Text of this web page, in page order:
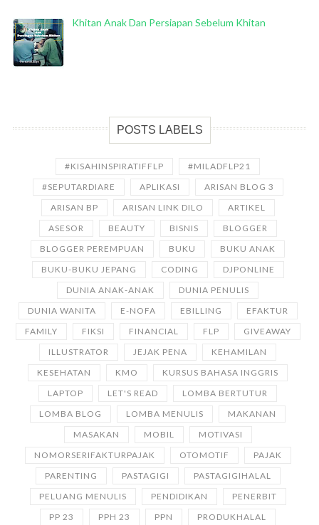
Khitan Anak Dan Persiapan Sebelum Khitan
POSTS LABELS
#KISAHINSPIRATIFFLP
#MILADFLP21
#SEPUTARDIARE
APLIKASI
ARISAN BLOG 3
ARISAN BP
ARISAN LINK DILO
ARTIKEL
ASESOR
BEAUTY BISNIS
BLOGGER
BLOGGER PEREMPUAN
BUKU
BUKU ANAK
BUKU-BUKU JEPANG
CODING
DJPONLINE
DUNIA ANAK-ANAK
DUNIA PENULIS
DUNIA WANITA
E-NOFA EBILLING
EFAKTUR
FAMILY
FIKSI FINANCIAL FLP
GIVEAWAY
ILLUSTRATOR
JEJAK PENA
KEHAMILAN
KESEHATAN
KMO
KURSUS BAHASA INGGRIS
LAPTOP
LET'S READ
LOMBA BERTUTUR
LOMBA BLOG
LOMBA MENULIS
MAKANAN
MASAKAN
MOBIL
MOTIVASI
NOMORSERIFAKTURPAJAK
OTOMOTIF
PAJAK
PARENTING
PASTAGIGI
PASTAGIGIHALAL
PELUANG MENULIS
PENDIDIKAN
PENERBIT
PP 23
PPH 23 PPN
PRODUKHALAL